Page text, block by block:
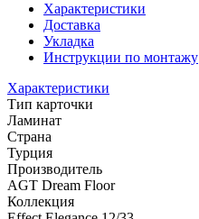
Характеристики
Доставка
Укладка
Инструкции по монтажу
Характеристики
Тип карточки
Ламинат
Страна
Турция
Производитель
AGT Dream Floor
Коллекция